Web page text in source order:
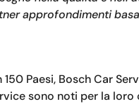
approfondimenti
Paesi, Bosch Car
sono noti per la loro